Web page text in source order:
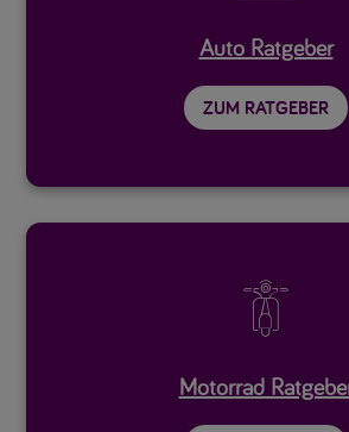
Auto Ratgeber
ZUM RATGEBER

Motorrad